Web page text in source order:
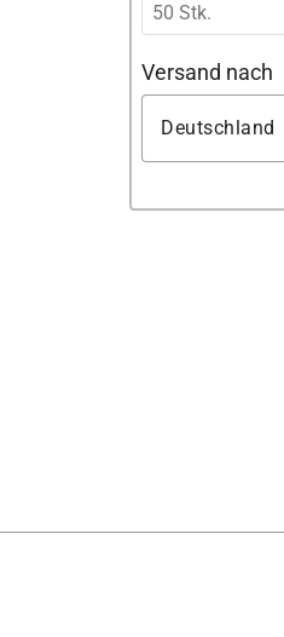
50 Stk.
Versand nach
Deutschland